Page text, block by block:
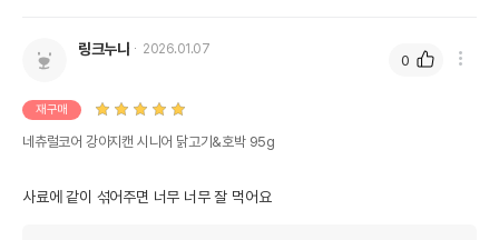
링크누나 2026.01.07
재구매
네츄럴코어 강아지캔 시니어 닭고기&호박 95g
사료에 같이 섞어주면 너무 너무 잘 먹어요
0